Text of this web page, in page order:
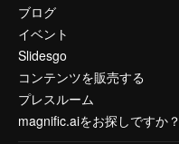
ブログ
イベント
Slidesgo
コンテンツを販売する
プレスルーム
magnific.aiをお探しですか？